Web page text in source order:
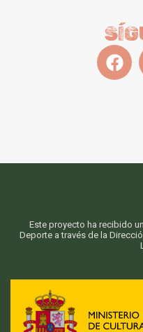
Este proyecto ha recibido
Deporte a través de la